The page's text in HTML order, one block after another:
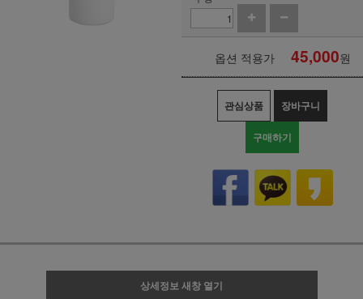
옵션 적용가 45,000원
관심상품 장바구니
구매하기
상세정보 새창 열기